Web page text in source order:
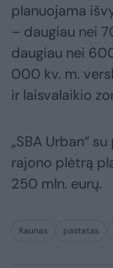
planuojama
– daugiau nei
daugiau nei
000 kv. m.
ir laisvalaikio
„SBA Urban“
rajono plėtrą
250 mln. eurų.
Kaunas pastatas